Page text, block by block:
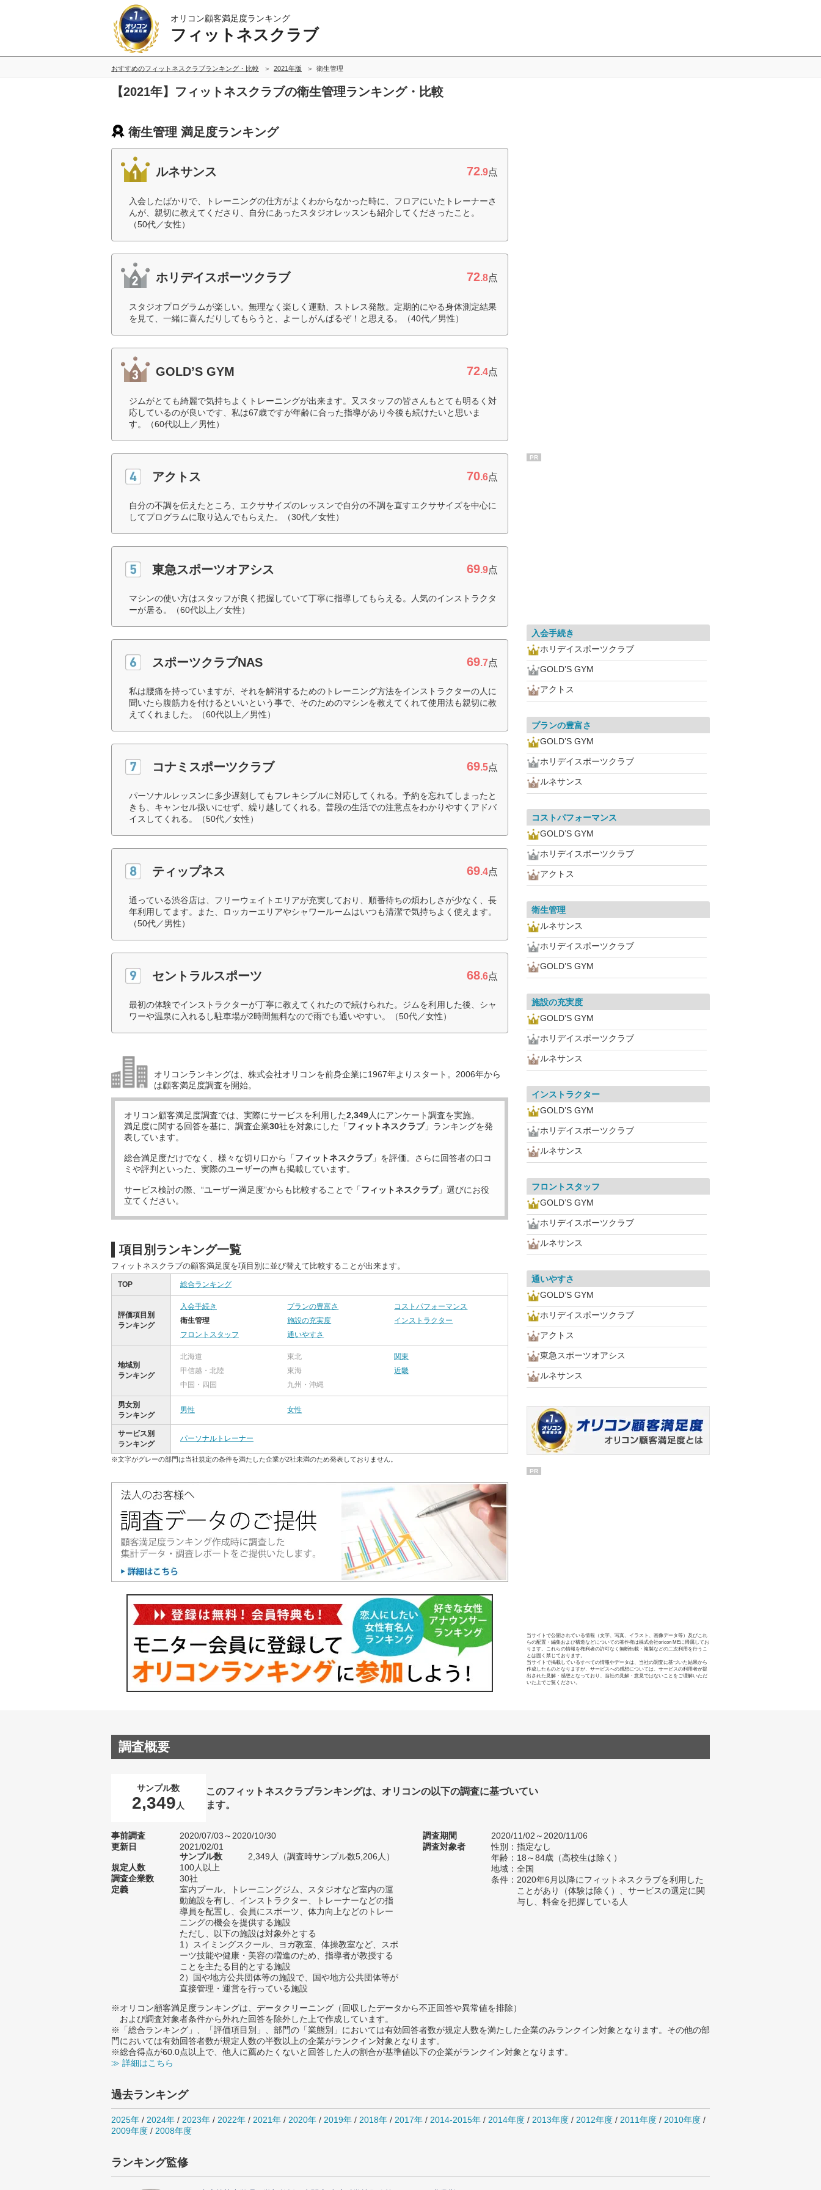
オリコン顧客満足度ランキング
フィットネスクラブ
おすすめのフィットネスクラブランキング・比較 2021年版 衛生管理
【2021年】フィットネスクラブの衛生管理ランキング・比較
衛生管理 満足度ランキング
ルネサンス 72.9点
入会したばかりで、トレーニングの仕方がよくわからなかった時に、フロアにいたトレーナーさ
んが、親切に教えてくださり、自分にあったスタジオレッスンも紹介してくださったこと。
（50代／女性）
ホリデイスポーツクラブ 72.8点
スタジオプログラムが楽しい。無理なく楽しく運動、ストレス発散。定期的にやる身体測定結果
を見て、一緒に喜んだりしてもらうと、よーしがんばるぞ！と思える。（40代／男性）
GOLD’S GYM 72.4点
ジムがとても綺麗で気持ちよくトレーニングが出来ます。又スタッフの皆さんもとても明るく対
応しているのが良いです、私は67歳ですが年齢に合った指導があり今後も続けたいと思いま
す。（60代以上／男性）
アクトス 70.6点
自分の不調を伝えたところ、エクササイズのレッスンで自分の不調を直すエクササイズを中心に
してプログラムに取り込んでもらえた。（30代／女性）
東急スポーツオアシス 69.9点
マシンの使い方はスタッフが良く把握していて丁寧に指導してもらえる。人気のインストラクタ
ーが居る。（60代以上／女性）
スポーツクラブNAS 69.7点
私は腰痛を持っていますが、それを解消するためのトレーニング方法をインストラクターの人に
聞いたら腹筋力を付けるといいという事で、そのためのマシンを教えてくれて使用法も親切に教
えてくれました。（60代以上／男性）
コナミスポーツクラブ 69.5点
パーソナルレッスンに多少遅刻してもフレキシブルに対応してくれる。予約を忘れてしまったと
きも、キャンセル扱いにせず、繰り越してくれる。普段の生活での注意点をわかりやすくアドバ
イスしてくれる。（50代／女性）
ティップネス 69.4点
通っている渋谷店は、フリーウェイトエリアが充実しており、順番待ちの煩わしさが少なく、長
年利用してます。また、ロッカーエリアやシャワールームはいつも清潔で気持ちよく使えます。
（50代／男性）
セントラルスポーツ 68.6点
最初の体験でインストラクターが丁寧に教えてくれたので続けられた。ジムを利用した後、シャ
ワーや温泉に入れるし駐車場が2時間無料なので雨でも通いやすい。（50代／女性）
オリコンランキングは、株式会社オリコンを前身企業に1967年よりスタート。2006年から
は顧客満足度調査を開始。
オリコン顧客満足度調査では、実際にサービスを利用した2,349人にアンケート調査を実施。
満足度に関する回答を基に、調査企業30社を対象にした「フィットネスクラブ」ランキングを発
表しています。
総合満足度だけでなく、様々な切り口から「フィットネスクラブ」を評価。さらに回答者の口コ
ミや評判といった、実際のユーザーの声も掲載しています。
サービス検討の際、“ユーザー満足度”からも比較することで「フィットネスクラブ」選びにお役
立てください。
項目別ランキング一覧
フィットネスクラブの顧客満足度を項目別に並び替えて比較することが出来ます。
TOP 総合ランキング
評価項目別
ランキング
入会手続き プランの豊富さ
コストパフォーマンス
衛生管理
施設の充実度
インストラクター
フロントスタッフ
通いやすさ
地域別
ランキング
北海道 東北
関東
甲信越・北陸
東海
近畿
中国・四国
九州・沖縄
男女別
ランキング
男性 女性
サービス別
ランキング
パーソナルトレーナー
※文字がグレーの部門は当社規定の条件を満たした企業が2社未満のため発表しておりません。
PR
入会手続き
ホリデイスポーツクラブ
GOLD’S GYM
アクトス
プランの豊富さ
GOLD’S GYM
ホリデイスポーツクラブ
ルネサンス
コストパフォーマンス
GOLD’S GYM
ホリデイスポーツクラブ
アクトス
衛生管理
ルネサンス
ホリデイスポーツクラブ
GOLD’S GYM
施設の充実度
GOLD’S GYM
ホリデイスポーツクラブ
ルネサンス
インストラクター
GOLD’S GYM
ホリデイスポーツクラブ
ルネサンス
フロントスタッフ
GOLD’S GYM
ホリデイスポーツクラブ
ルネサンス
通いやすさ
GOLD’S GYM
ホリデイスポーツクラブ
アクトス
東急スポーツオアシス
ルネサンス
PR
当サイトで公開されている情報（文字、写真、イラスト、画像データ等）及びこれ
らの配置・編集および構造などについての著作権は株式会社oricon MEに帰属してお
ります。これらの情報を権利者の許可なく無断転載・複製などの二次利用を行うこ
とは固く禁じております。
当サイトで掲載しているすべての情報やデータは、当社の調査に基づいた結果から
作成したものとなりますが、サービスへの感想については、サービスの利用者が提
出された見解・感想となっており、当社の見解・意見ではないことをご理解いただ
いた上でご覧ください。
調査概要
サンプル数
2,349 人
このフィットネスクラブランキングは、オリコンの以下の調査に基づいてい
ます。
事前調査
2020/07/03～2020/10/30
更新日
2021/02/01
サンプル数
2,349人（調査時サンプル数5,206人）
規定人数
100人以上
調査企業数
30社
定義
室内プール、トレーニングジム、スタジオなど室内の運
動施設を有し、インストラクター、トレーナーなどの指
導員を配置し、会員にスポーツ、体力向上などのトレー
ニングの機会を提供する施設
ただし、以下の施設は対象外とする
1）スイミングスクール、ヨガ教室、体操教室など、スポ
ーツ技能や健康・美容の増進のため、指導者が教授する
ことを主たる目的とする施設
2）国や地方公共団体等の施設で、国や地方公共団体等が
直接管理・運営を行っている施設
調査期間
2020/11/02～2020/11/06
調査対象者
性別：指定なし
年齢：18～84歳（高校生は除く）
地域：全国
条件：2020年6月以降にフィットネスクラブを利用した
ことがあり（体験は除く）、サービスの選定に関
与し、料金を把握している人
※オリコン顧客満足度ランキングは、データクリーニング（回収したデータから不正回答や異常値を排除）
および調査対象者条件から外れた回答を除外した上で作成しています。
※「総合ランキング」、「評価項目別」、部門の「業態別」においては有効回答者数が規定人数を満たした企業のみランクイン対象となります。その他の部
門においては有効回答者数が規定人数の半数以上の企業がランクイン対象となります。
※総合得点が60.0点以上で、他人に薦めたくないと回答した人の割合が基準値以下の企業がランクイン対象となります。
≫ 詳細はこちら
過去ランキング
2025年 / 2024年 / 2023年 / 2022年 / 2021年 / 2020年 / 2019年 / 2018年 / 2017年 / 2014-2015年 / 2014年度 / 2013年度 / 2012年度 / 2011年度 / 2010年度 /
2009年度 / 2008年度
ランキング監修